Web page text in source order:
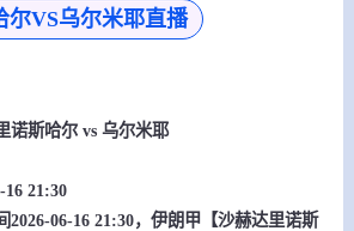
尔VS乌尔米耶直播
诺斯哈尔 vs 乌尔米耶
16 21:30
2026-06-16 21:30，伊朗甲【沙赫达里诺斯